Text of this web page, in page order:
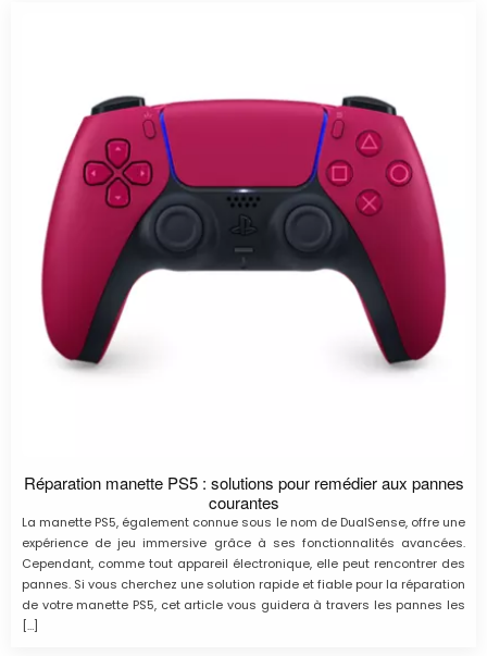
Réparation manette PS5 : solutions pour remédier aux pannes
courantes
La manette PS5, également connue sous le nom de DualSense, offre une
expérience de jeu immersive grâce à ses fonctionnalités avancées.
Cependant, comme tout appareil électronique, elle peut rencontrer des
pannes. Si vous cherchez une solution rapide et fiable pour la réparation
de votre manette PS5, cet article vous guidera à travers les pannes les
[…]